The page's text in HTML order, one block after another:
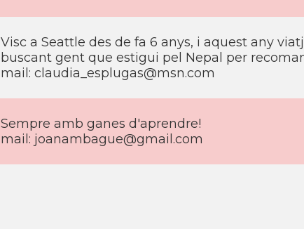
Visc a Seattle des de fa 6 anys, i aquest any
buscant gent que estigui pel Nepal per
mail: claudia_esplugas@msn.com
Sempre amb ganes d'aprendre!
mail: joanambague@gmail.com